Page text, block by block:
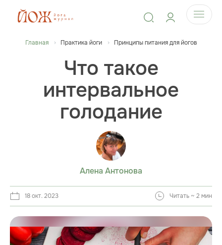
Главная Практика йоги Принципы питания для йогов
Что такое
интервальное
голодание
Алена Антонова
18 окт. 2023 Читать ~ 2 мин